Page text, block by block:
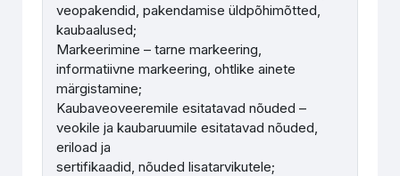
veopakendid, pakendamise üldpõhimõtted,
kaubaalused;
Markeerimine – tarne markeering,
informatiivne markeering, ohtlike ainete
märgistamine;
Kaubaveoveeremile esitatavad nõuded –
veokile ja kaubaruumile esitatavad nõuded,
eriload ja
sertifikaadid, nõuded lisatarvikutele;